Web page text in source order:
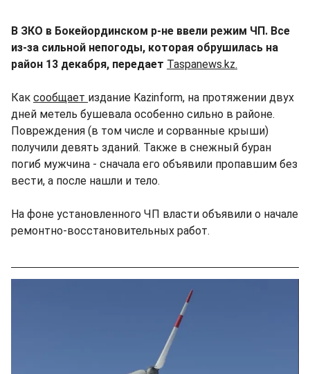
В ЗКО в Бокейординском р-не ввели режим ЧП. Все
из-за сильной непогоды, которая обрушилась на
район 13 декабря, передает Taspanews.kz.
Как сообщает издание Kazinform, на протяжении двух
дней метель бушевала особенно сильно в районе.
Повреждения (в том числе и сорванные крыши)
получили девять зданий. Также в снежный буран
погиб мужчина - сначала его объявили пропавшим без
вести, а после нашли и тело.
На фоне установленного ЧП власти объявили о начале
ремонтно-восстановительных работ.